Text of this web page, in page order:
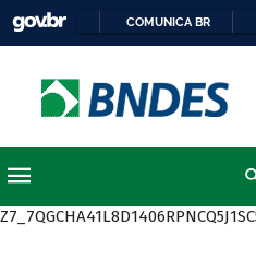
COMUNICA BR